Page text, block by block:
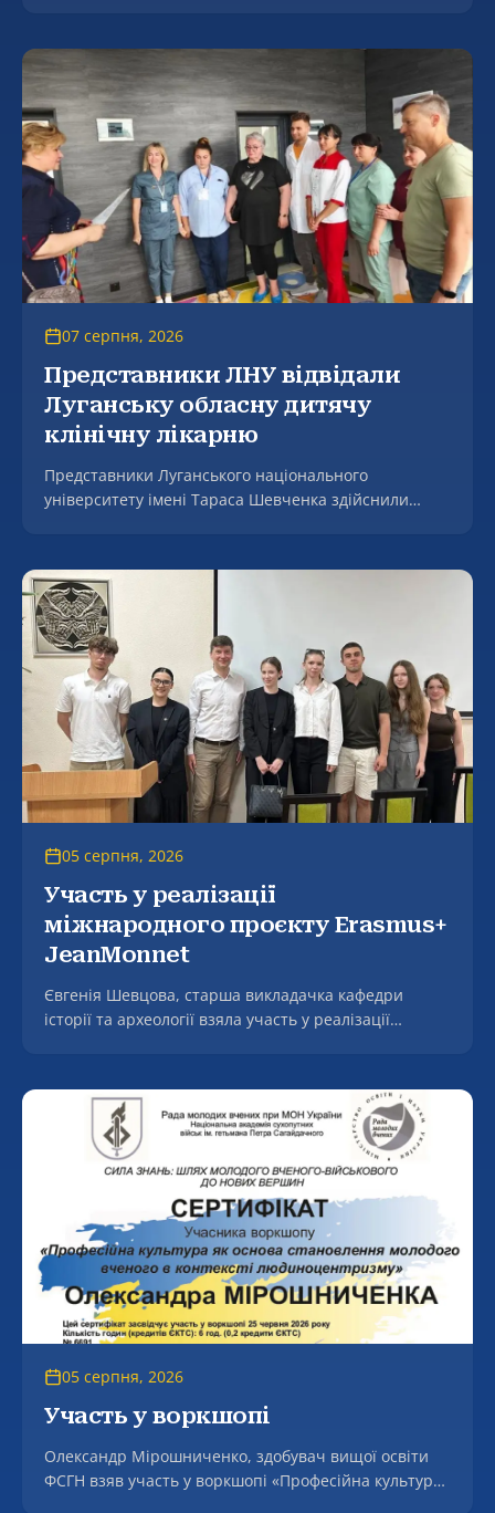
можливостями навчання.
07 серпня, 2026
Представники ЛНУ відвідали
Луганську обласну дитячу
клінічну лікарню
Представники Луганського національного
університету імені Тараса Шевченка здійснили
обласна дитяча клінічна лікарня», де зустрілися з
генеральним директором закладу, заслуженим
лікарем України Світланою Ошеко.
05 серпня, 2026
Участь у реалізації
міжнародного проєкту Erasmus+
JeanMonnet
Євгенія Шевцова, старша викладачка кафедри
історії та археології взяла участь у реалізації
сфері» (EUNDAS).
05 серпня, 2026
Участь у воркшопі
Олександр Мірошниченко, здобувач вищої освіти
ФСГН взяв участь у воркшопі «Професійна культура